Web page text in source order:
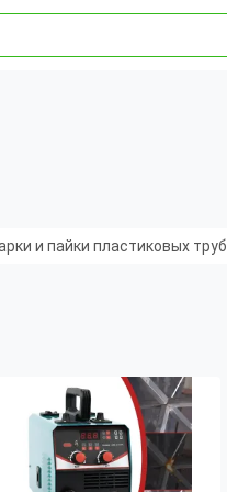
и пайки пластиковых труб